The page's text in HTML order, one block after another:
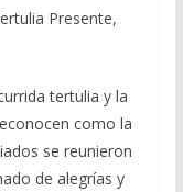
Presente,
tertulia y la
como la
se reunieron
de alegrías y